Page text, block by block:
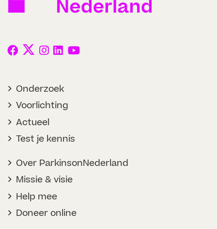
Onderzoek
Voorlichting
Actueel
Test je kennis
Over ParkinsonNederland
Missie & visie
Help mee
Doneer online